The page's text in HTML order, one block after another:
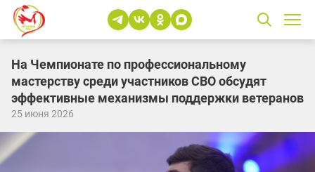
На Чемпионате по профессиональному
мастерству среди участников СВО обсудят
эффективные механизмы поддержки ветеранов
25 июня 2026